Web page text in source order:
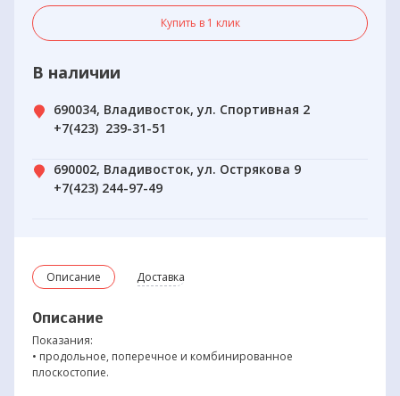
Описание Доставка
Описание
Показания:
• продольное, поперечное и комбинированное
плоскостопие.
Купить в 1 клик
В наличии
690034, Владивосток, ул. Спортивная 2
+7(423) 239-31-51
690002, Владивосток, ул. Острякова 9
+7(423) 244-97-49